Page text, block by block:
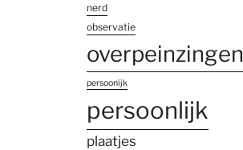
nerd
observatie
overpeinzingen
persoonijk
persoonlijk
plaatjes